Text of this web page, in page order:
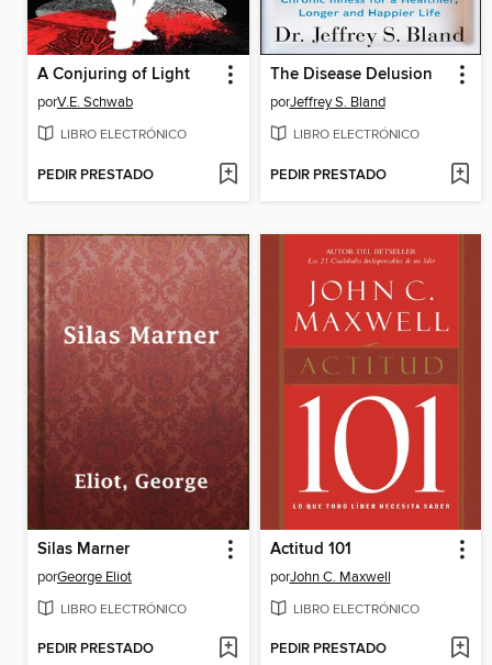
A Conjuring of Light
porV.E. Schwab
LIBRO ELECTRÓNICO
PEDIR PRESTADO
The Disease Delusion
porJeffrey S. Bland
LIBRO ELECTRÓNICO
PEDIR PRESTADO
Silas Marner
porGeorge Eliot
LIBRO ELECTRÓNICO
PEDIR PRESTADO
Actitud 101
porJohn C. Maxwell
LIBRO ELECTRÓNICO
PEDIR PRESTADO